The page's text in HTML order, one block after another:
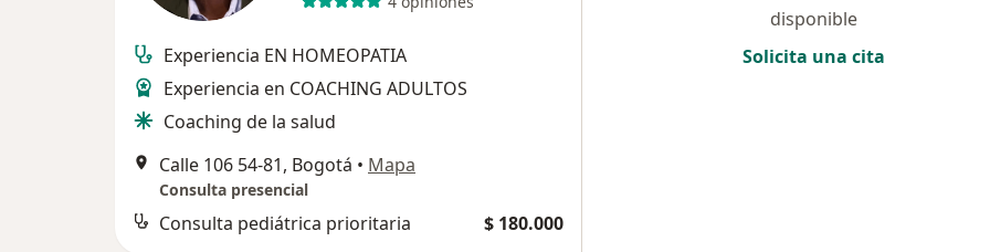
Experiencia EN HOMEOPATIA
Experiencia en COACHING ADULTOS
Coaching de la salud
Calle 106 54-81, Bogotá • Mapa
Consulta presencial
Consulta pediátrica prioritaria $ 180.000
disponible
Solicita una cita